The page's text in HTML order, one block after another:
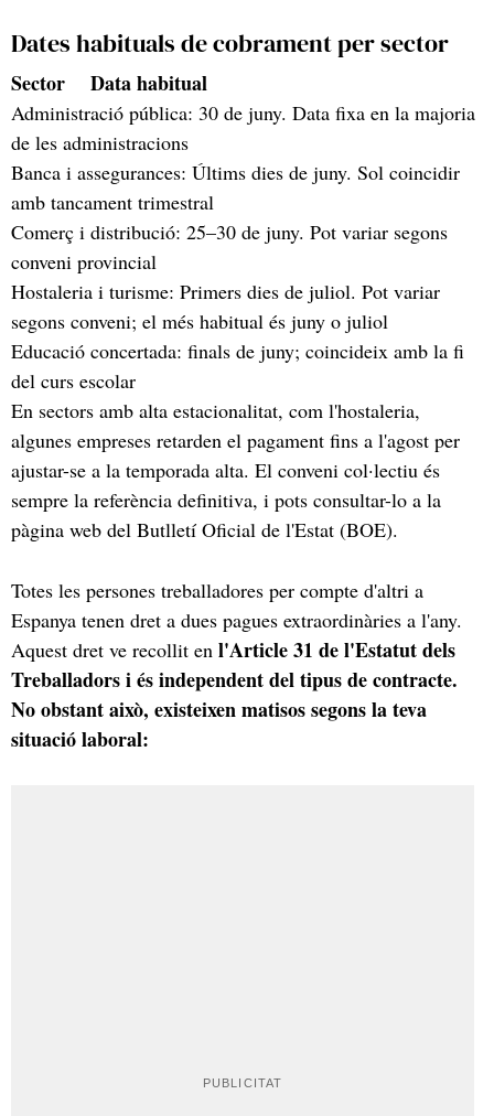
Dates habituals de cobrament per sector
Sector Data habitual
Administració pública: 30 de juny. Data fixa en la majoria
de les administracions
Banca i assegurances: Últims dies de juny. Sol coincidir
amb tancament trimestral
Comerç i distribució: 25–30 de juny. Pot variar segons
conveni provincial
Hostaleria i turisme: Primers dies de juliol. Pot variar
segons conveni; el més habitual és juny o juliol
Educació concertada: finals de juny; coincideix amb la fi
del curs escolar
En sectors amb alta estacionalitat, com l'hostaleria,
algunes empreses retarden el pagament fins a l'agost per
ajustar-se a la temporada alta. El conveni col·lectiu és
sempre la referència definitiva, i pots consultar-lo a la
pàgina web del Butlletí Oficial de l'Estat (BOE).
Totes les persones treballadores per compte d'altri a
Espanya tenen dret a dues pagues extraordinàries a l'any.
Aquest dret ve recollit en l'Article 31 de l'Estatut dels
Treballadors i és independent del tipus de contracte.
No obstant això, existeixen matisos segons la teva
situació laboral: